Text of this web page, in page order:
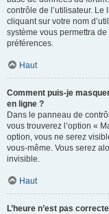
contrôle de l’utilisateur.
cliquant sur votre nom
système vous permettra
préférences.
Haut
Comment puis-je
en ligne ?
Dans le panneau de
vous trouverez l’option «
option, vous ne serez
vous-même. Vous serez
invisible.
Haut
L’heure n’est pas